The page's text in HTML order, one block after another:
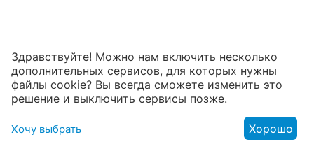
Здравствуйте! Можно нам включить несколько
дополнительных сервисов, для которых нужны
файлы cookie? Вы всегда сможете изменить это
решение и выключить сервисы позже.
Хочу выбрать Хорошо